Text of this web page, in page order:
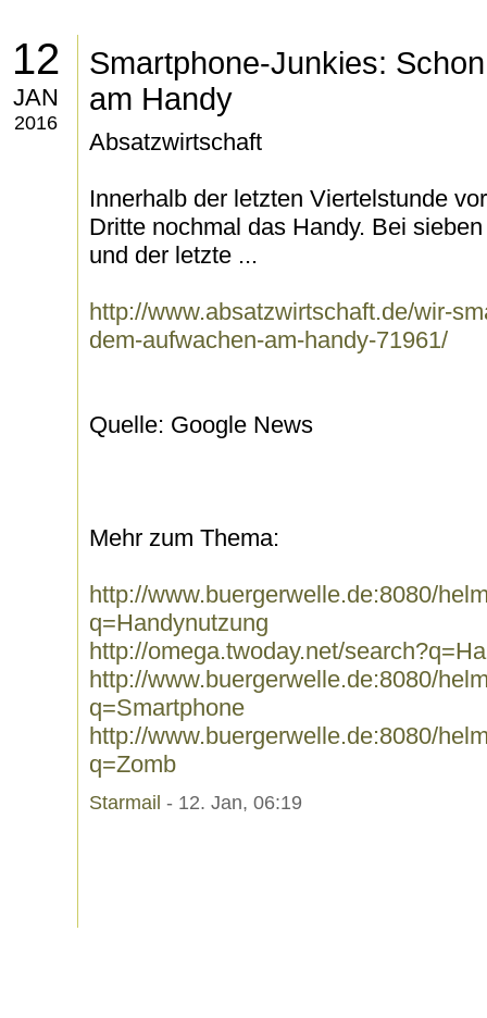
12
JAN
2016
Smartphone-Junkies:
am Handy
Absatzwirtschaft
Innerhalb der letzten Viertelstunde
Dritte nochmal das Handy. Bei
und der letzte ...
http://www.absatzwirtschaft.de/wir-
dem-aufwachen-am-handy-71961/
Quelle: Google News
Mehr zum Thema:
http://www.buergerwelle.de:8080/
q=Handynutzung
http://omega.twoday.net/
http://www.buergerwelle.de:8080/
q=Smartphone
http://www.buergerwelle.de:8080/
q=Zomb
Starmail - 12. Jan, 06:19